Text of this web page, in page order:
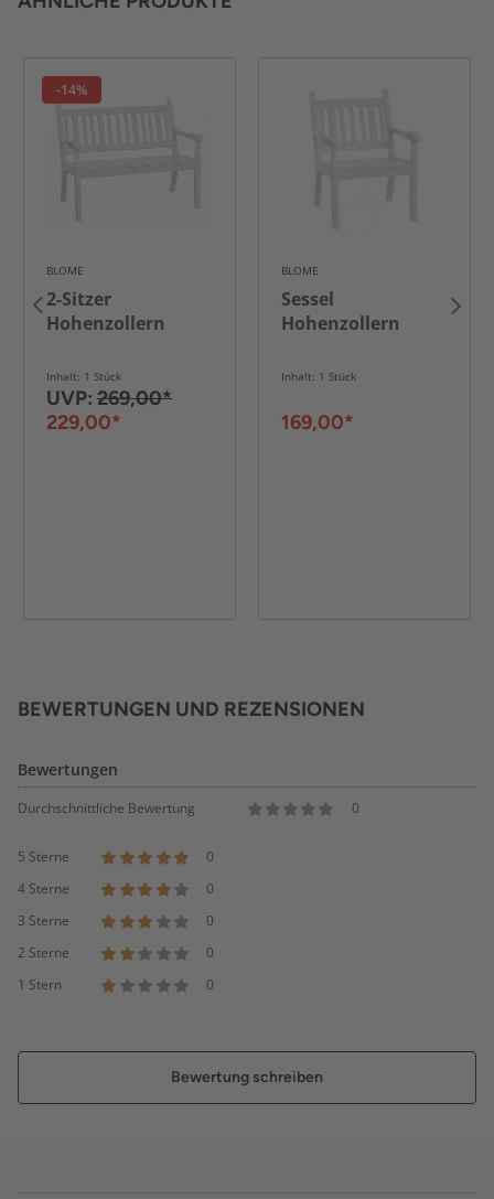
-14%
BLOME
2-Sitzer
Hohenzollern
Inhalt: 1 Stück
UVP: 269,00*
229,00*
BLOME
Sessel
Hohenzollern
Inhalt: 1 Stück
169,00*
BEWERTUNGEN UND REZENSIONEN
Bewertungen
Durchschnittliche Bewertung 0
5 Sterne
0
4 Sterne
0
3 Sterne
0
2 Sterne
0
1 Stern
0
Bewertung schreiben